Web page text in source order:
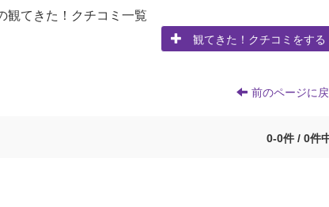
観てきた！クチコミ一覧
観てきた！クチコミをする
前のページに
0-0件 / 0件